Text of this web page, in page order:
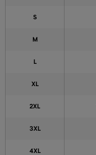
S
M
L
XL
2XL
3XL
4XL